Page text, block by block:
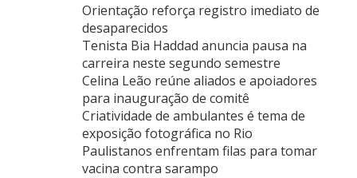
Orientação reforça registro imediato de
desaparecidos
Tenista Bia Haddad anuncia pausa na
carreira neste segundo semestre
Celina Leão reúne aliados e apoiadores
para inauguração de comitê
Criatividade de ambulantes é tema de
exposição fotográfica no Rio
Paulistanos enfrentam filas para tomar
vacina contra sarampo